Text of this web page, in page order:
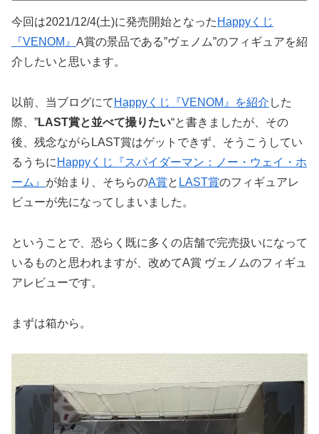
今回は2021/12/4(土)に発売開始となった Happyくじ
『VENOM』 A賞の景品である”ヴェノム”のフィギュアを紹
介したいと思います。
以前、当ブログにて Happyくじ『VENOM』を紹介 した
際、”LAST賞と並べて撮りたい“と書きましたが、その
後、残念ながらLAST賞はゲットできず、そうこうしてい
るうちに Happyくじ『スパイダーマン：ノー・ウェイ・ホ
ーム』 が始まり、そちらのA賞と LAST賞のフィギュアレ
ビューが先になってしまいました。
ということで、恐らく既に多くの店舗で完売扱いになって
いるものと思われますが、改めてA賞 ヴェノムのフィギュ
アレビューです。
まずは箱から。